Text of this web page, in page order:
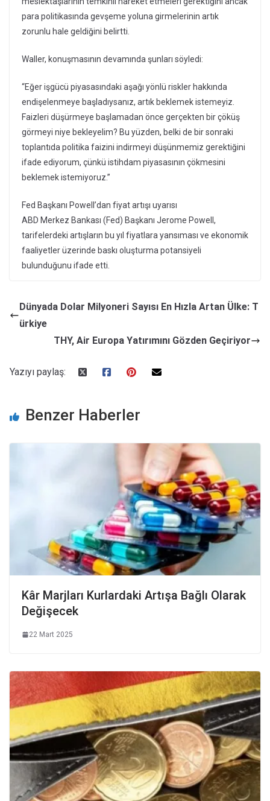
para politikasında gevşeme yoluna girmelerinin artık
zorunlu hale geldiğini belirtti.
Waller, konuşmasının devamında şunları söyledi:
“Eğer işgücü piyasasındaki aşağı yönlü riskler hakkında
endişelenmeye başladıysanız, artık beklemek istemeyiz.
Faizleri düşürmeye başlamadan önce gerçekten bir çöküş
görmeyi niye bekleyelim? Bu yüzden, belki de bir sonraki
toplantıda politika faizini indirmeyi düşünmemiz gerektiğini
ifade ediyorum, çünkü istihdam piyasasının çökmesini
beklemek istemiyoruz.”
Fed Başkanı Powell’dan fiyat artışı uyarısı
ABD Merkez Bankası (Fed) Başkanı Jerome Powell,
tarifelerdeki artışların bu yıl fiyatlara yansıması ve ekonomik
faaliyetler üzerinde baskı oluşturma potansiyeli
bulunduğunu ifade etti.
Dünyada Dolar Milyoneri Sayısı En Hızla Artan Ülke: T
ürkiye
THY, Air Europa Yatırımını Gözden Geçiriyor
Yazıyı paylaş:
Benzer Haberler
Kâr Marjları Kurlardaki Artışa Bağlı Olarak
Değişecek
22 Mart 2025